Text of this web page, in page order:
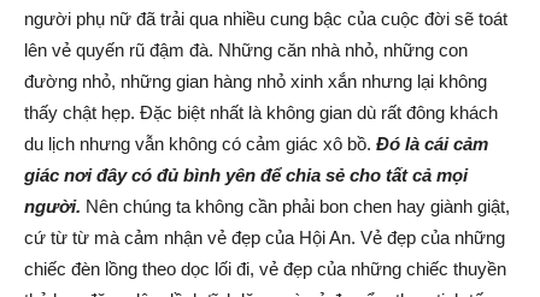
người phụ nữ đã trải qua nhiều cung bậc của cuộc đời sẽ toát
lên vẻ quyến rũ đậm đà. Những căn nhà nhỏ, những con
đường nhỏ, những gian hàng nhỏ xinh xắn nhưng lại không
thấy chật hẹp. Đặc biệt nhất là không gian dù rất đông khách
du lịch nhưng vẫn không có cảm giác xô bồ. Đó là cái cảm
giác nơi đây có đủ bình yên để chia sẻ cho tất cả mọi
người. Nên chúng ta không cần phải bon chen hay giành giật,
cứ từ từ mà cảm nhận vẻ đẹp của Hội An. Vẻ đẹp của những
chiếc đèn lồng theo dọc lối đi, vẻ đẹp của những chiếc thuyền